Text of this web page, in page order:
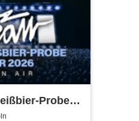
Probe